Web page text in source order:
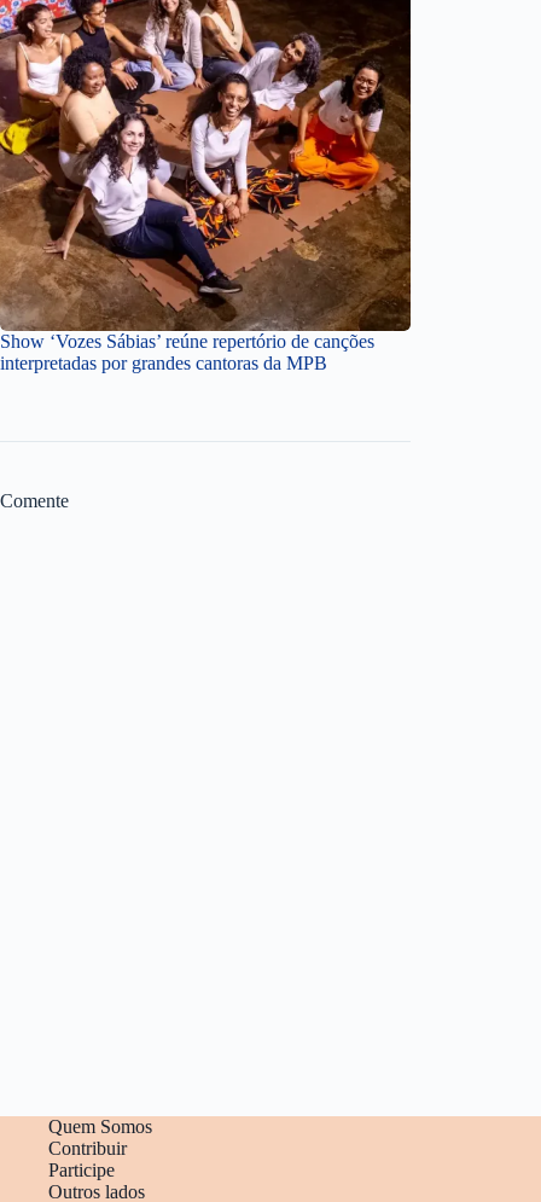
Show ‘Vozes Sábias’ reúne repertório de canções
interpretadas por grandes cantoras da MPB
Comente
Quem Somos
Contribuir
Participe
Outros lados